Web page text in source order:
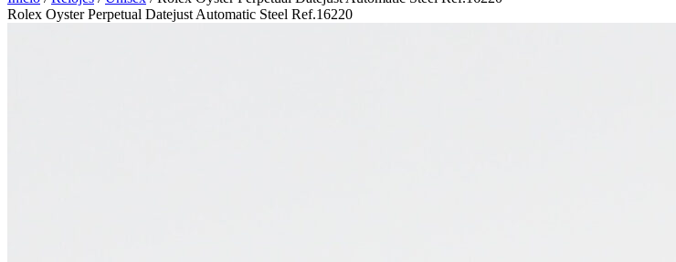
Rolex Oyster Perpetual Datejust Automatic Steel Ref.16220